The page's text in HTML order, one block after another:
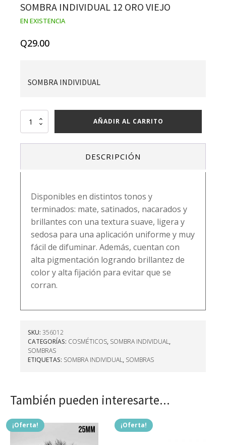
SOMBRA INDIVIDUAL 12 ORO VIEJO
EN EXISTENCIA
Q29.00
SOMBRA INDIVIDUAL
SOMBRA
AÑADIR AL CARRITO
DESCRIPCIÓN
Disponibles en distintos tonos y
terminados: mate, satinados, nacarados y
brillantes con una textura suave, ligera y
sedosa para una aplicación uniforme y muy
fácil de difuminar. Además, cuentan con
alta pigmentación logrando brillantez de
color y alta fijación para evitar que se
corran.
SKU: 356012
CATEGORÍAS: COSMÉTICOS, SOMBRA INDIVIDUAL,
SOMBRAS
ETIQUETAS: SOMBRA INDIVIDUAL, SOMBRAS
También pueden interesarte...
¡Oferta! ¡Oferta!